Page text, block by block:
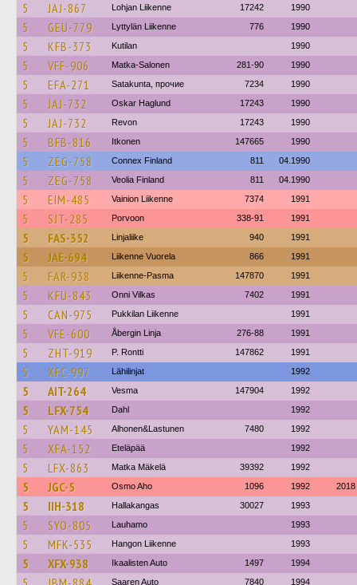
5 JAJ-867 Lohjan Liikenne 17242 1990
5 GEU-779 Lyttylän Liikenne 776 1990
5 KFB-373 Kutilan 1990
5 VFF-906 Matka-Salonen 281-90 1990
5 EFA-271 Satakunta, прочие 7234 1990
5 JAJ-732 Oskar Haglund 17243 1990
5 JAJ-732 Revon 17243 1990
5 BFB-816 Itkonen 147665 1990
5 ZEG-758 Connex Finland 811 04.1990
5 ZEG-758 Veolia Finland 811 04.1990
5 EIM-485 Vainion Liikenne 7374 1991
5 SJT-285 Porvoon 338-91 1991
5 FAS-352 Linjaliike 940 1991
5 JAE-694 Liikenne Vuorela 866 1991
5 FAR-938 Liikenne-Pasma 147870 1991
5 KFU-843 Onni Vilkas 7402 1991
5 CAN-975 Pukkilan Liikenne 1991
5 VFE-600 Åbergin Linja 276-88 1991
5 ZHT-919 P. Rontti 147862 1991
5 XFC-997 Lähilinjat 1992
5 AIT-264 Vesma 147904 1992
5 LFX-754 Dahl 1992
5 YAM-145 Alhonen&Lastunen 7480 1992
5 XFA-152 Eteläpää 1992
5 LFX-863 Matka Mäkelä 39392 1992
5 JGC-5 Osmo Aho 1096 1992 2018
5 IIH-318 Hallakangas 30027 1993
5 SYO-805 Lauhamo 1993
5 MFK-535 Hangon Liikenne 1993
5 XFX-938 Ikaalisten Auto 1497 1994
Saaren Auto 7840 1994